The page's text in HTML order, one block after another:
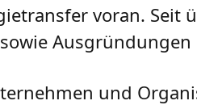
voran. Seit
und